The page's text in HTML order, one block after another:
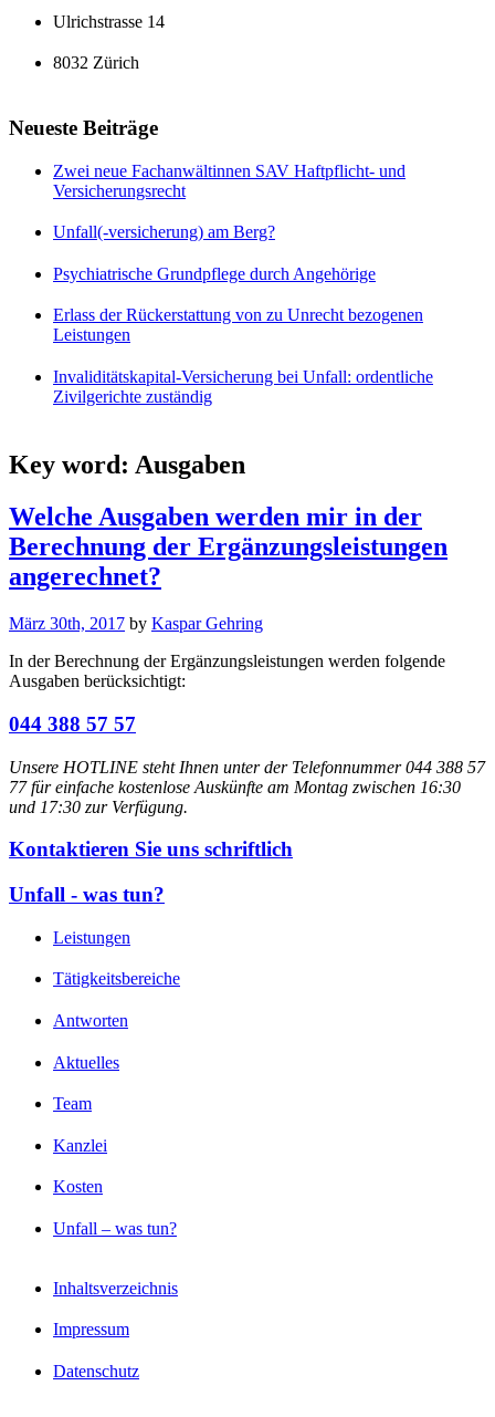
Ulrichstrasse 14
8032 Zürich
Neueste Beiträge
Zwei neue Fachanwältinnen SAV Haftpflicht- und
Versicherungsrecht
Unfall(-versicherung) am Berg?
Psychiatrische Grundpflege durch Angehörige
Erlass der Rückerstattung von zu Unrecht bezogenen
Leistungen
Invaliditätskapital-Versicherung bei Unfall: ordentliche
Zivilgerichte zuständig
Key word: Ausgaben
Welche Ausgaben werden mir in der
Berechnung der Ergänzungsleistungen
angerechnet?
März 30th, 2017 by Kaspar Gehring
In der Berechnung der Ergänzungsleistungen werden folgende
Ausgaben berücksichtigt:
044 388 57 57
Unsere HOTLINE steht Ihnen unter der Telefonnummer 044 388 57
77 für einfache kostenlose Auskünfte am Montag zwischen 16:30
und 17:30 zur Verfügung.
Kontaktieren Sie uns schriftlich
Unfall - was tun?
Leistungen
Tätigkeitsbereiche
Antworten
Aktuelles
Team
Kanzlei
Kosten
Unfall – was tun?
Inhaltsverzeichnis
Impressum
Datenschutz